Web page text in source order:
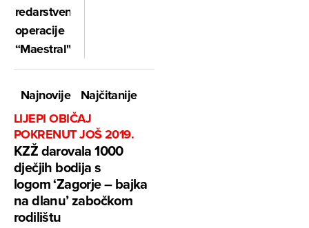
redarstvene
operacije
“Maestral"
Najnovije
Najčitanije
LIJEPI OBIČAJ
POKRENUT JOŠ 2019.
KZŽ darovala 1000
dječjih bodija s
logom ‘Zagorje – bajka
na dlanu’ zabočkom
rodilištu